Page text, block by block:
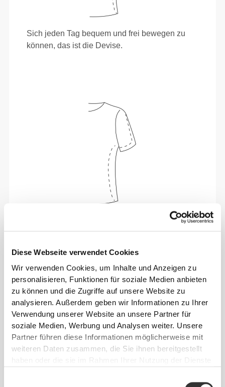
Diese Webseite verwendet Cookies
Wir verwenden Cookies, um Inhalte und Anzeigen zu
personalisieren, Funktionen für soziale Medien anbieten
zu können und die Zugriffe auf unsere Website zu
analysieren. Außerdem geben wir Informationen zu Ihrer
Verwendung unserer Website an unsere Partner für
soziale Medien, Werbung und Analysen weiter. Unsere
Partner führen diese Informationen möglicherweise mit
weiteren Daten zusammen, die Sie ihnen bereitgestellt
Sich jeden Tag bequem und frei bewegen zu
können, das ist die Devise.
Absolute Bewegungsfreiheit. Deine bequeme,
entspannte Passform für einen lässigen Look.
EMPFOHLENE GRÖSSE BASIEREND AUF D
EINEN KÖRPERMASSEN
GRÖSSE
BRUSTUMFANG
(cm)/(in)
(cm)/(in)
(cm)/(in)
XS
29"1/8 - 32"5/16
22"1/8 - 25"1/4
82 - 90
32"5/16- 35"
90 - 98